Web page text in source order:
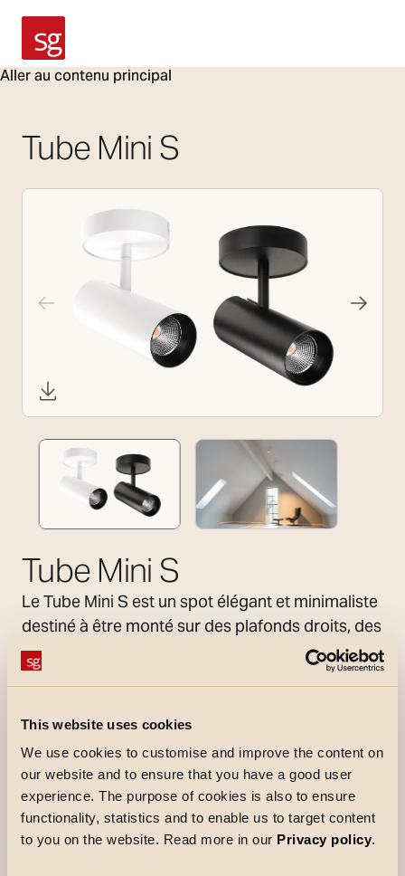
This website uses cookies
We use cookies to customise and improve the content on
our website and to ensure that you have a good user
experience. The purpose of cookies is also to ensure
functionality, statistics and to enable us to target content
to you on the website. Read more in our Privacy policy.
Aller au contenu principal
SG Armaturen
Tube Mini S
Tube Mini S
Le Tube Mini S est un spot élégant et minimaliste
destiné à être monté sur des plafonds droits, des
plafonds inclinés ou des murs. Sa puissante
lumière peut être utilisée indirectement pour
en valeur certaines parties de l’environnement.
Le spot peut être tourné et incliné pour éclairer
l’endroit exact où la lumière est nécessaire.
Montage et raccordement faciles. Le spot est
livré avec une collerette noire standard, et offre
un éclairage peu éblouissant. D’autres